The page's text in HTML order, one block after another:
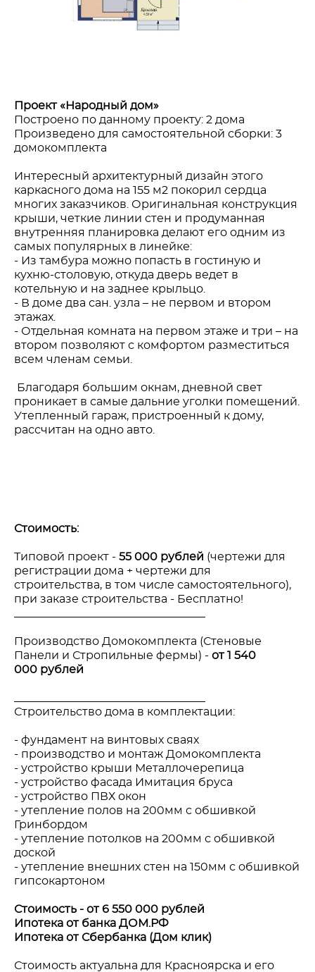
Проект «Народный дом»
Построено по данному проекту: 2 дома
Произведено для самостоятельной сборки: 3
домокомплекта
Интересный архитектурный дизайн этого
каркасного дома на 155 м2 покорил сердца
многих заказчиков. Оригинальная конструкция
крыши, четкие линии стен и продуманная
внутренняя планировка делают его одним из
самых популярных в линейке:
- Из тамбура можно попасть в гостиную и
кухню-столовую, откуда дверь ведет в
котельную и на заднее крыльцо.
- В доме два сан. узла – не первом и втором
этажах.
- Отдельная комната на первом этаже и три – на
втором позволяют с комфортом разместиться
всем членам семьи.
Благодаря большим окнам, дневной свет
проникает в самые дальние уголки помещений.
Утепленный гараж, пристроенный к дому,
рассчитан на одно авто.
Стоимость:
Типовой проект - 55 000 рублей (чертежи для
регистрации дома + чертежи для
строительства, в том числе самостоятельного),
при заказе строительства - Бесплатно!
Производство Домокомплекта (Стеновые
Панели и Стропильные фермы) - от 1 540
000 рублей
Строительство дома в комплектации:
- фундамент на винтовых сваях
- производство и монтаж Домокомплекта
- устройство крыши Металлочерепица
- устройство фасада Имитация бруса
- устройство ПВХ окон
- утепление полов на 200мм с обшивкой
Гринбордом
- утепление потолков на 200мм с обшивкой
доской
- утепление внешних стен на 150мм с обшивкой
гипсокартоном
Стоимость - от 6 550 000 рублей
Ипотека от банка ДОМ.РФ
Ипотека от Сбербанка (Дом клик)
Стоимость актуальна для Красноярска и его